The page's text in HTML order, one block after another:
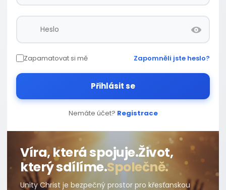
Zapamatovat si mě Zapomněli jste heslo?
Přihlásit se
Nemáte účet? Registrace
Víra, která spojuje.Život,
který sdílíme.Společně.
Unity Christ je bezpečný prostor pro křesťanskou